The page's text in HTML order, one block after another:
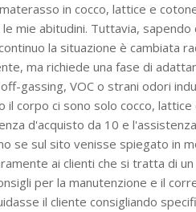
in cocco, lattice e
mie abitudini. Tuttavia,
la situazione è cambiata
ma richiede una fase di
gassing, VOC o strani odori
il corpo ci sono solo cocco,
d'acquisto da 10 e
se sul sito venisse spiegato in
ai clienti che si tratta di
per la manutenzione e il
il cliente consigliando